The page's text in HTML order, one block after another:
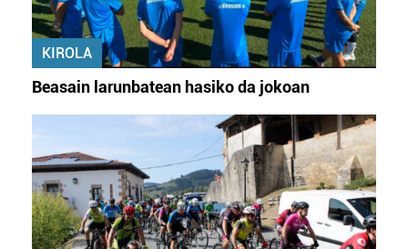
KIROLA
Beasain larunbatean hasiko da jokoan